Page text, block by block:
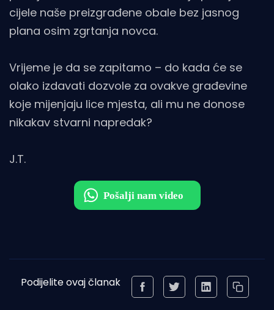
cijele naše preizgrađene obale bez jasnog
plana osim zgrtanja novca.
Vrijeme je da se zapitamo – do kada će se
olako izdavati dozvole za ovakve građevine
koje mijenjaju lice mjesta, ali mu ne donose
nikakav stvarni napredak?
J.T.
Podijelite ovaj članak